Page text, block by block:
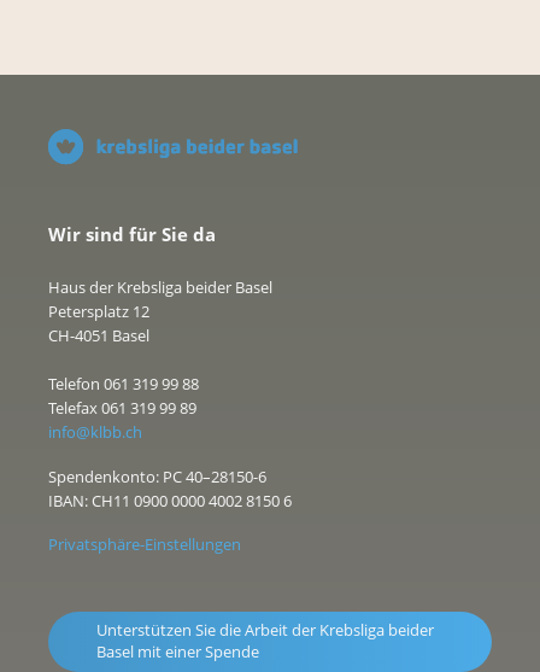
Wir sind für Sie da
Haus der Krebsliga beider Basel
Petersplatz 12
CH-4051 Basel
Telefon 061 319 99 88
Telefax 061 319 99 89
info@klbb.ch
Spendenkonto: PC 40–28150-6
IBAN: CH11 0900 0000 4002 8150 6
Privatsphäre-Einstellungen
Unterstützen Sie die Arbeit der Krebsliga beider
Basel mit einer Spende